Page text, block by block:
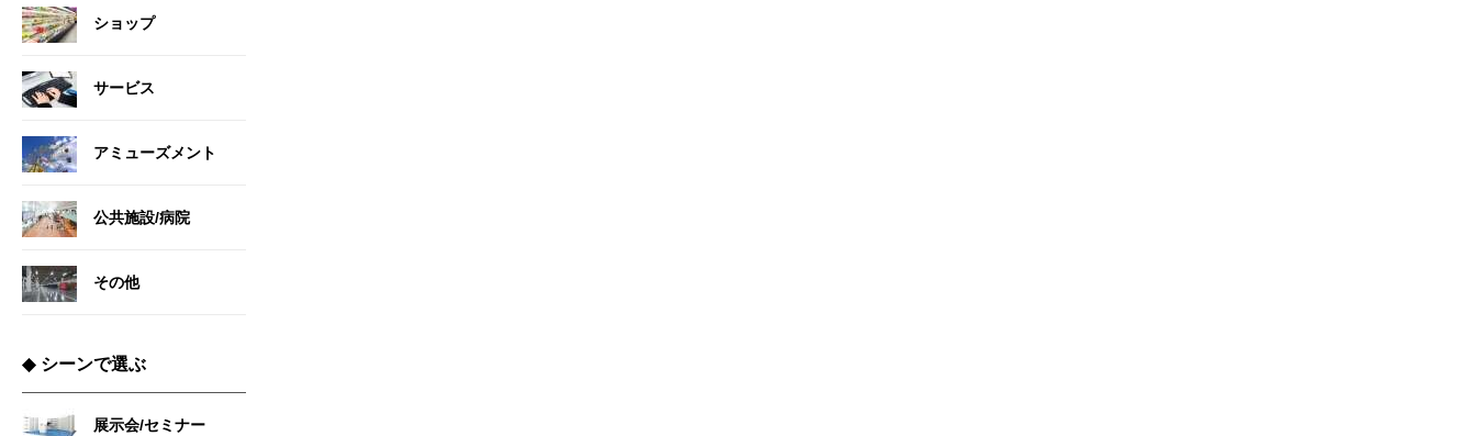
ショップ
サービス
アミューズメント
公共施設/病院
その他
◆ シーンで選ぶ
展示会/セミナー